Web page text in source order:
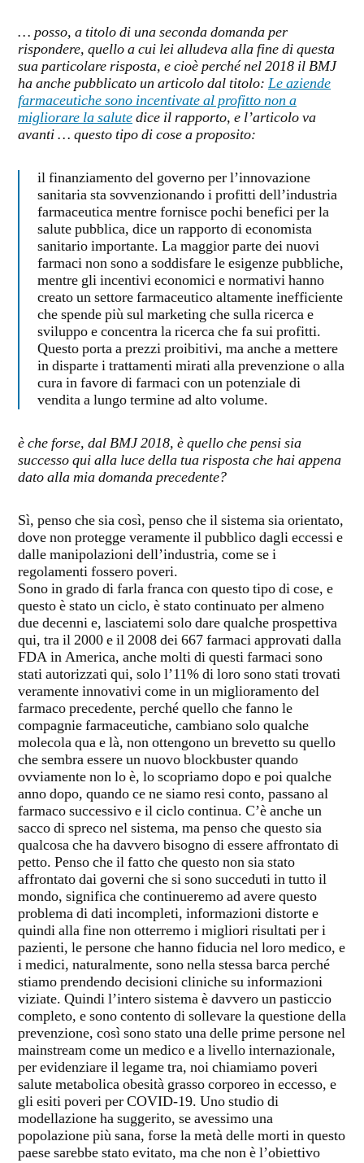
… posso, a titolo di una seconda domanda per
rispondere, quello a cui lei alludeva alla fine di questa
sua particolare risposta, e cioè perché nel 2018 il BMJ
ha anche pubblicato un articolo dal titolo: Le aziende
farmaceutiche sono incentivate al profitto non a
migliorare la salutedice il rapporto, e l’articolo va
avanti … questo tipo di cose a proposito:
il finanziamento del governo per l’innovazione
sanitaria sta sovvenzionando i profitti dell’industria
farmaceutica mentre fornisce pochi benefici per la
salute pubblica, dice un rapporto di economista
sanitario importante. La maggior parte dei nuovi
farmaci non sono a soddisfare le esigenze pubbliche,
mentre gli incentivi economici e normativi hanno
creato un settore farmaceutico altamente inefficiente
che spende più sul marketing che sulla ricerca e
sviluppo e concentra la ricerca che fa sui profitti.
Questo porta a prezzi proibitivi, ma anche a mettere
in disparte i trattamenti mirati alla prevenzione o alla
cura in favore di farmaci con un potenziale di
vendita a lungo termine ad alto volume.
è che forse, dal BMJ 2018, è quello che pensi sia
successo qui alla luce della tua risposta che hai appena
dato alla mia domanda precedente?
Sì, penso che sia così, penso che il sistema sia orientato,
dove non protegge veramente il pubblico dagli eccessi e
dalle manipolazioni dell’industria, come se i
regolamenti fossero poveri.
Sono in grado di farla franca con questo tipo di cose, e
questo è stato un ciclo, è stato continuato per almeno
due decenni e, lasciatemi solo dare qualche prospettiva
qui, tra il 2000 e il 2008 dei 667 farmaci approvati dalla
FDA in America, anche molti di questi farmaci sono
stati autorizzati qui, solo l’11% di loro sono stati trovati
veramente innovativi come in un miglioramento del
farmaco precedente, perché quello che fanno le
compagnie farmaceutiche, cambiano solo qualche
molecola qua e là, non ottengono un brevetto su quello
che sembra essere un nuovo blockbuster quando
ovviamente non lo è, lo scopriamo dopo e poi qualche
anno dopo, quando ce ne siamo resi conto, passano al
farmaco successivo e il ciclo continua. C’è anche un
sacco di spreco nel sistema, ma penso che questo sia
qualcosa che ha davvero bisogno di essere affrontato di
petto. Penso che il fatto che questo non sia stato
affrontato dai governi che si sono succeduti in tutto il
mondo, significa che continueremo ad avere questo
problema di dati incompleti, informazioni distorte e
quindi alla fine non otterremo i migliori risultati per i
pazienti, le persone che hanno fiducia nel loro medico, e
i medici, naturalmente, sono nella stessa barca perché
stiamo prendendo decisioni cliniche su informazioni
viziate. Quindi l’intero sistema è davvero un pasticcio
completo, e sono contento di sollevare la questione della
prevenzione, così sono stato una delle prime persone nel
mainstream come un medico e a livello internazionale,
per evidenziare il legame tra, noi chiamiamo poveri
salute metabolica obesità grasso corporeo in eccesso, e
gli esiti poveri per COVID-19. Uno studio di
modellazione ha suggerito, se avessimo una
popolazione più sana, forse la metà delle morti in questo
paese sarebbe stato evitato, ma che non è l’obiettivo